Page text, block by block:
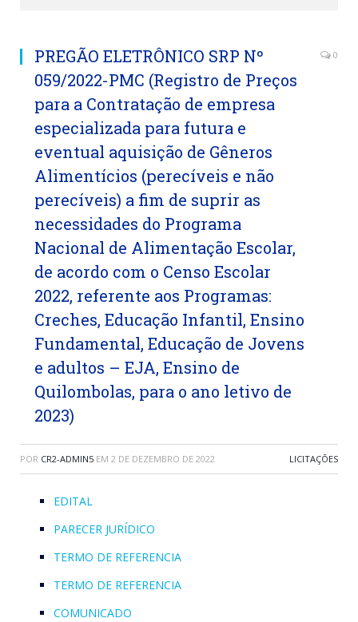
PREGÃO ELETRÔNICO SRP Nº
059/2022-PMC (Registro de Preços
para a Contratação de empresa
especializada para futura e
eventual aquisição de Gêneros
Alimentícios (perecíveis e não
perecíveis) a fim de suprir as
necessidades do Programa
Nacional de Alimentação Escolar,
de acordo com o Censo Escolar
2022, referente aos Programas:
Creches, Educação Infantil, Ensino
Fundamental, Educação de Jovens
e adultos – EJA, Ensino de
Quilombolas, para o ano letivo de
2023)
0
POR CR2-ADMIN5 EM 2 DE DEZEMBRO DE 2022 LICITAÇÕES
EDITAL
PARECER JURÍDICO
TERMO DE REFERENCIA
TERMO DE REFERENCIA
COMUNICADO